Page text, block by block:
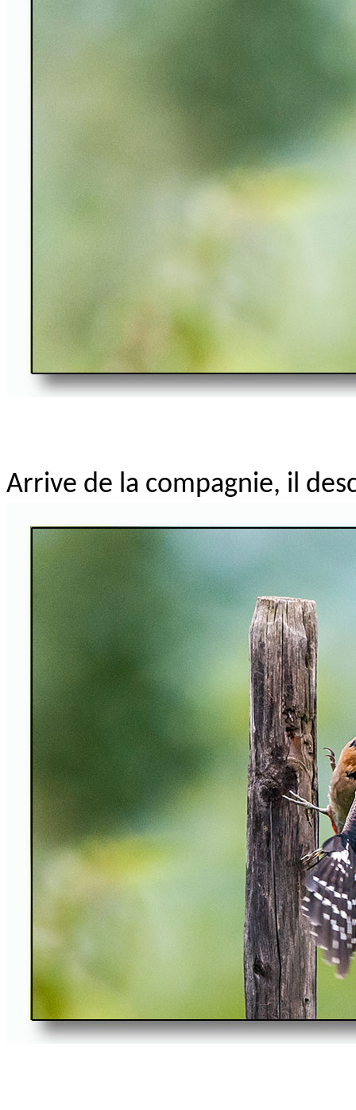
Arrive de la compagnie, il